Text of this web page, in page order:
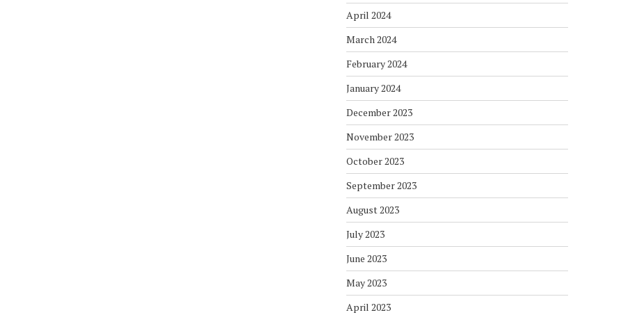
April 2024
March 2024
February 2024
January 2024
December 2023
November 2023
October 2023
September 2023
August 2023
July 2023
June 2023
May 2023
April 2023